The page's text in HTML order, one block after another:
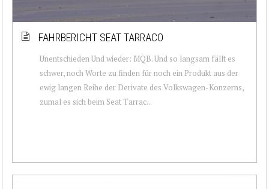
FAHRBERICHT SEAT TARRACO
Unentschieden Und wieder: MQB. Und so langsam fällt es
schwer, noch Worte zu finden für noch ein Produkt aus der
ewig langen Reihe der Derivate des Volkswagen-Konzerns,
zumal es sich beim Seat Tarrac...